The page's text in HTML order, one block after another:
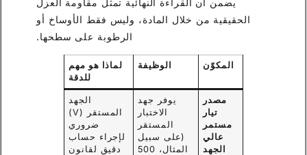
الحقيقية من خلال المادة، وليس فقط الأوساخ أو
الرطوبة على سطحها.
المكوّن الوظيفة
لماذا هو مهم
للدقة
مصدر
تيار
مستمر
عالي
الجهد
يوفر جهد
الاختبار
المستقر
(على سبيل
المثال، 500
الجهد
المستقر (V)
ضروري
لإجراء حساب
دقيق لقانون